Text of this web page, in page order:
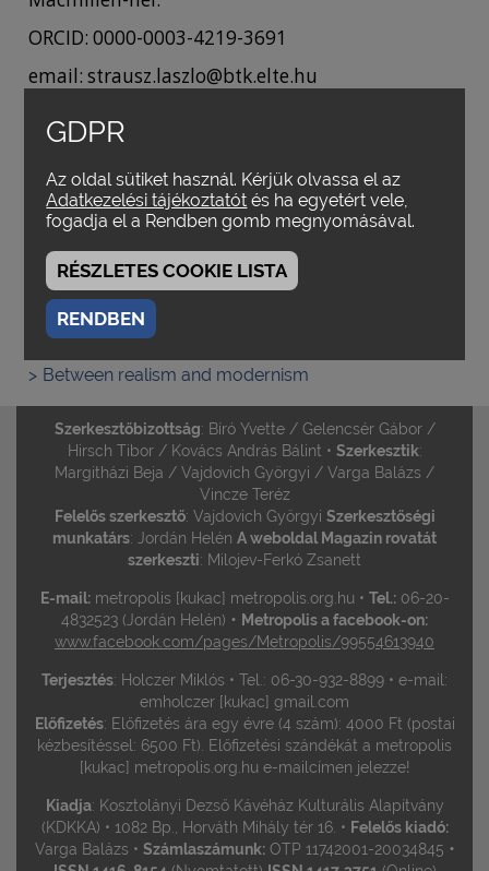
ORCID: 0000-0003-4219-3691
email: strausz.laszlo@btk.elte.hu
(Az életrajz utoljára frissítve: 2024 tavaszán.)
A SZERZŐ MŰVEI
Knut Hickethier Film- és televízióelemzés című
könyvéről
Vissza a múltba
Between realism and modernism
Szerkesztőbizottság: Bíró Yvette / Gelencsér Gábor /
Hirsch Tibor / Kovács András Bálint • Szerkesztik:
Margitházi Beja / Vajdovich Györgyi / Varga Balázs /
Vincze Teréz
Felelős szerkesztő: Vajdovich Györgyi Szerkesztőségi
munkatárs: Jordán Helén A weboldal Magazin rovatát
szerkeszti: Milojev-Ferkó Zsanett
E-mail:metropolis [kukac] metropolis.org.hu • Tel.:06-20-
4832523 (Jordán Helén) • Metropolis a facebook-on:
www.facebook.com/pages/Metropolis/99554613940
Terjesztés: Holczer Miklós • Tel.: 06-30-932-8899 • e-mail:
emholczer [kukac] gmail.com
Előfizetés: Előfizetés ára egy évre (4 szám): 4000 Ft (postai
kézbesítéssel: 6500 Ft). Előfizetési szándékát a metropolis
[kukac] metropolis.org.hu e-mailcímen jelezze!
Kiadja: Kosztolányi Dezső Kávéház Kulturális Alapítvány
(KDKKA) • 1082 Bp., Horváth Mihály tér 16. • Felelős kiadó:
Varga Balázs • Számlaszámunk:OTP 11742001-20034845 •
GDPR
Az oldal sütiket használ. Kérjük olvassa el az
Adatkezelési tájékoztatót és ha egyetért vele,
fogadja el a Rendben gomb megnyomásával.
RÉSZLETES COOKIE LISTA
RENDBEN